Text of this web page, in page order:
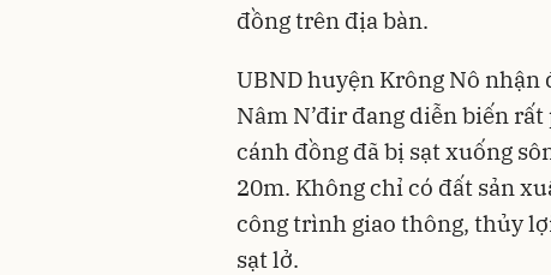
đồng trên địa bàn.
UBND huyện Krông Nô
Nâm N’đir đang diễn biến
cánh đồng đã bị sạt xuống
20m. Không chỉ có đất sản
công trình giao thông, thủy
sạt lở.